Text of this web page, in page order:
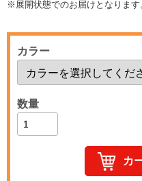
※展開状態でのお届けとなります
カラー
数量